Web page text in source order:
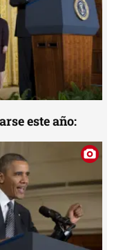
este año: